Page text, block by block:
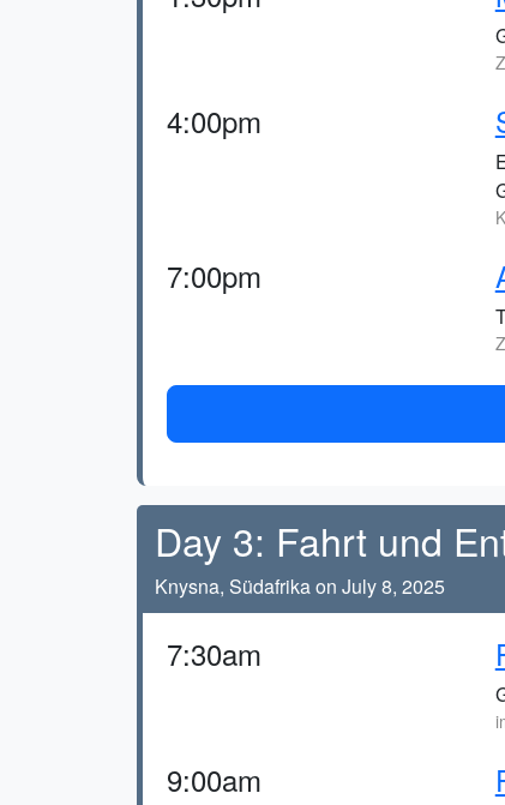
4:00pm
7:00pm
Day 3: Fahrt und
Knysna, Südafrika on July 8, 2025
7:30am
9:00am